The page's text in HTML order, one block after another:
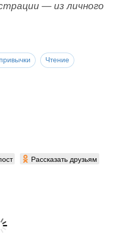
— из личного
Чтение
Рассказать друзьям